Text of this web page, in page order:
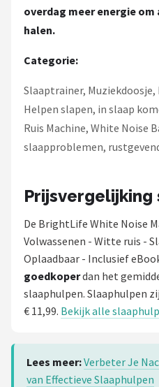
overdag meer energie
halen.
Categorie:
Slaaptrainer,
Helpen slapen, in slaap
Ruis Machine, White Noise
slaapproblemen,
De BrightLife White Noise
Volwassenen - Witte ruis -
Oplaadbaar - Inclusief
goedkoperdan het
slaaphulpen. Slaaphulpen
€ 11,99. Bekijk alle
Lees meer:Verbeter Je
van Effectieve Slaaphulpen